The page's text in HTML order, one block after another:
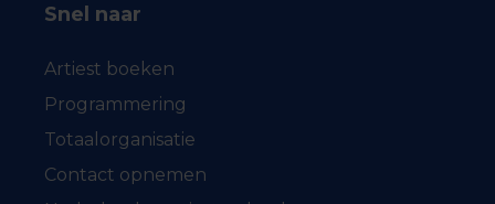
Snel naar
Artiest boeken
Programmering
Totaalorganisatie
Contact opnemen